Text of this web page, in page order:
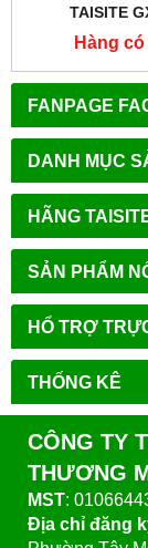
FANPAGE
DANH MỤC
HÃNG
SẢN PHẨM
HỔ TRỢ
THỐNG KÊ
TAISITE
Hàng có
CÔNG TY
THƯƠNG
MST:
Địa chỉ đăng